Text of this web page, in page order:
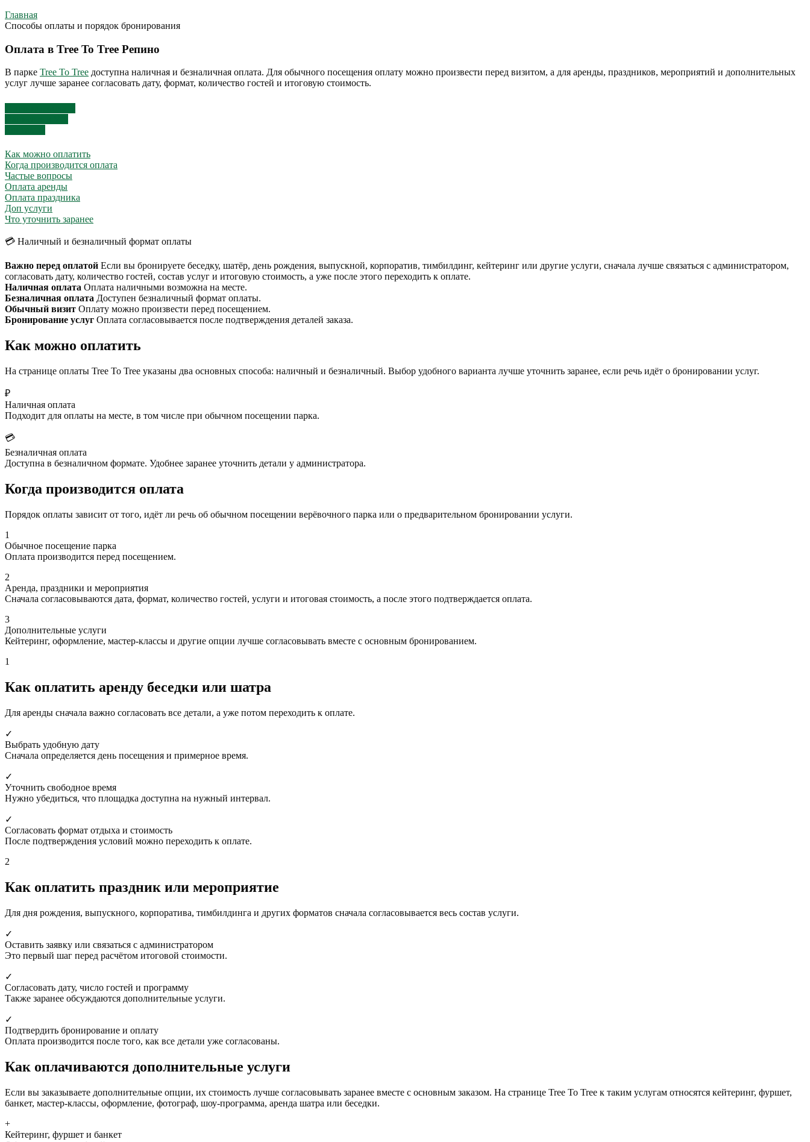
Главная
Способы оплаты и порядок бронирования
Оплата в Tree To Tree Репино
В парке Tree To Tree доступна наличная и безналичная оплата. Для обычного посещения оплату можно произвести перед визитом, а для аренды, праздников, мероприятий и дополнительных
услуг лучше заранее согласовать дату, формат, количество гостей и итоговую стоимость.
Как можно оплатить
Когда производится оплата
Частые вопросы
Оплата аренды
Оплата праздника
Доп услуги
Что уточнить заранее
💳 Наличный и безналичный формат оплаты
Важно перед оплатой Если вы бронируете беседку, шатёр, день рождения, выпускной, корпоратив, тимбилдинг, кейтеринг или другие услуги, сначала лучше связаться с администратором,
согласовать дату, количество гостей, состав услуг и итоговую стоимость, а уже после этого переходить к оплате.
Наличная оплата Оплата наличными возможна на месте.
Безналичная оплата Доступен безналичный формат оплаты.
Обычный визит Оплату можно произвести перед посещением.
Бронирование услуг Оплата согласовывается после подтверждения деталей заказа.
Как можно оплатить
На странице оплаты Tree To Tree указаны два основных способа: наличный и безналичный. Выбор удобного варианта лучше уточнить заранее, если речь идёт о бронировании услуг.
₽
Наличная оплата
Подходит для оплаты на месте, в том числе при обычном посещении парка.
💳
Безналичная оплата
Доступна в безналичном формате. Удобнее заранее уточнить детали у администратора.
Когда производится оплата
Порядок оплаты зависит от того, идёт ли речь об обычном посещении верёвочного парка или о предварительном бронировании услуги.
1
Обычное посещение парка
Оплата производится перед посещением.
2
Аренда, праздники и мероприятия
Сначала согласовываются дата, формат, количество гостей, услуги и итоговая стоимость, а после этого подтверждается оплата.
3
Дополнительные услуги
Кейтеринг, оформление, мастер-классы и другие опции лучше согласовывать вместе с основным бронированием.
1
Как оплатить аренду беседки или шатра
Для аренды сначала важно согласовать все детали, а уже потом переходить к оплате.
✓
Выбрать удобную дату
Сначала определяется день посещения и примерное время.
✓
Уточнить свободное время
Нужно убедиться, что площадка доступна на нужный интервал.
✓
Согласовать формат отдыха и стоимость
После подтверждения условий можно переходить к оплате.
2
Как оплатить праздник или мероприятие
Для дня рождения, выпускного, корпоратива, тимбилдинга и других форматов сначала согласовывается весь состав услуги.
✓
Оставить заявку или связаться с администратором
Это первый шаг перед расчётом итоговой стоимости.
✓
Согласовать дату, число гостей и программу
Также заранее обсуждаются дополнительные услуги.
✓
Подтвердить бронирование и оплату
Оплата производится после того, как все детали уже согласованы.
Как оплачиваются дополнительные услуги
Если вы заказываете дополнительные опции, их стоимость лучше согласовывать заранее вместе с основным заказом. На странице Tree To Tree к таким услугам относятся кейтеринг, фуршет,
банкет, мастер-классы, оформление, фотограф, шоу-программа, аренда шатра или беседки.
+
Кейтеринг, фуршет и банкет